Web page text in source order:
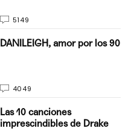
5149
DANILEIGH, amor por los 90
4049
Las 10 canciones
imprescindibles de Drake